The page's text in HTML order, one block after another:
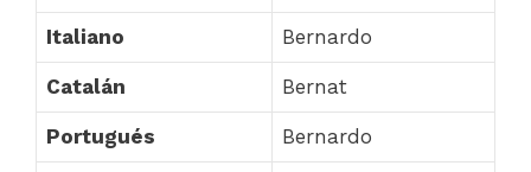
Italiano Bernardo
Catalán Bernat
Portugués Bernardo